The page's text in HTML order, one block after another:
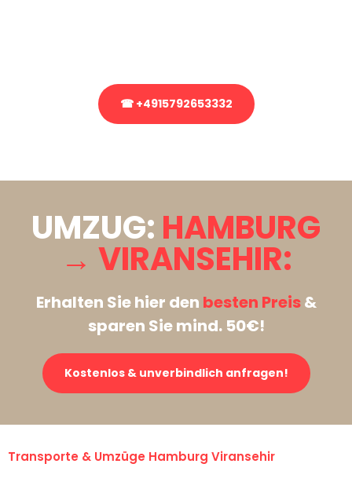
☎ +4915792653332
UMZUG: HAMBURG
→ VIRANSEHIR:
Erhalten Sie hier den besten Preis&
sparen Sie mind. 50€!
Kostenlos & unverbindlich anfragen!
Transporte & Umzüge Hamburg Viransehir